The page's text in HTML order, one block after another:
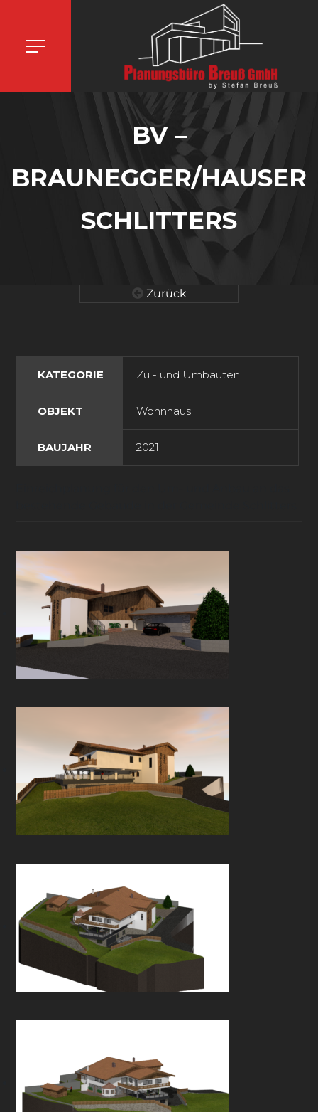
BV –
BRAUNEGGER/HAUSER
SCHLITTERS
Zurück
KATEGORIE Zu - und Umbauten
OBJEKT Wohnhaus
BAUJAHR 2021